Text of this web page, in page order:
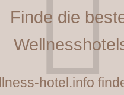
Finde die
hotel.info